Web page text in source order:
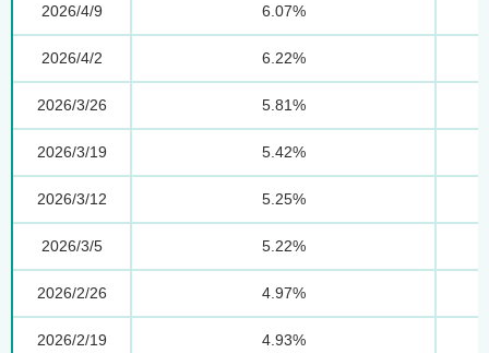
2026/4/9 6.07%
2026/4/2 6.22%
2026/3/26 5.81%
2026/3/19 5.42%
2026/3/12 5.25%
2026/3/5 5.22%
2026/2/26 4.97%
2026/2/19 4.93%